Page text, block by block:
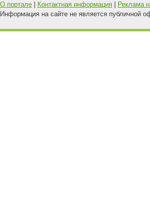
О портале
Контактная информация Реклама
Информация на сайте не является публичной